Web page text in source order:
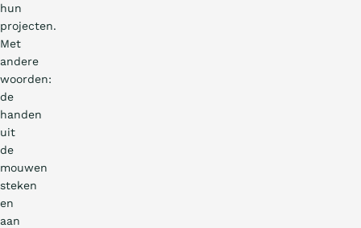
hun
projecten.
Met
andere
woorden:
de
handen
uit
de
mouwen
steken
en
aan